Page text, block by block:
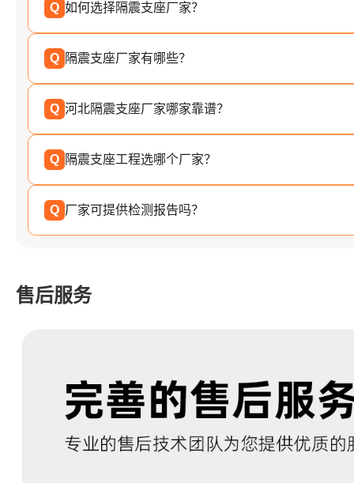
Q 如何选择隔震支座厂家？
Q 隔震支座厂家有哪些？
Q 河北隔震支座厂家哪家靠谱？
Q 隔震支座工程选哪个厂家？
Q 厂家可提供检测报告吗？
售后服务